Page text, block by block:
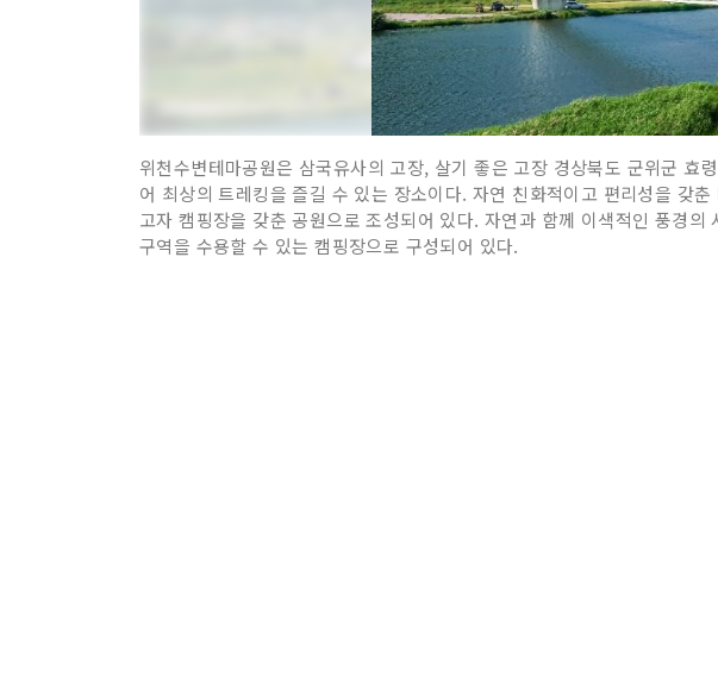
위천수변테마공원은 삼국유사의 고장, 살기 좋은 고장 경상북도 군위군
어 최상의 트레킹을 즐길 수 있는 장소이다. 자연 친화적이고 편리성을 갖
고자 캠핑장을 갖춘 공원으로 조성되어 있다. 자연과 함께 이색적인 풍경
구역을 수용할 수 있는 캠핑장으로 구성되어 있다.